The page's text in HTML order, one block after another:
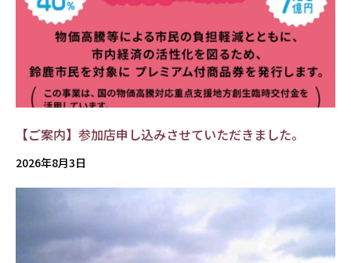
【ご案内】参加店申し込みさせていただきました。
2026年8月3日